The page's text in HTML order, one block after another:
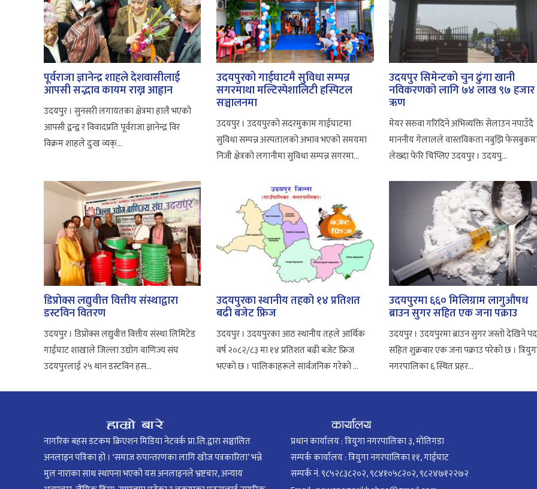
पूर्वराजा ज्ञानेन्द्र शाहले देशवासीलाई
आपसी सद्भाव कायम राख्न आह्वान
उदयपुर । सुनसरी लगायतका क्षेत्रमा हालै भएको
आपसी द्वन्द्व र विवादप्रति पूर्वराजा ज्ञानेन्द्र विर
विक्रम शाहले दुःख व्यक्...
उदयपुरको गाईघाटमै सुविधा सम्पन्न
सगरमाथा मल्टिस्पेशालिटी हस्पिटल
सञ्चालनमा
उदयपुर । उदयपुरको सदरमुकाम गाईघाटमा
सुविधा सम्पन्न अस्पतालको अभाव भएको समयमा
निजी क्षेत्रको लगानीमा सुविधा सम्पन्न सगरमा...
उदयपुर सिमेन्टको चुन ढुंगा खानी
नविकरणको लागि ७४ लाख ९७ हजार
ऋण
मेयर सरुवा गरिदिने अभिव्यक्ति सेलाउन नपाउँदै
माननीय गेलालले वास्तविकता नबुझि
लेख्दा फेरि चिप्लिए उदयपुर । उदयपु...
डिप्रोक्स लद्युवीत्त वित्तीय संस्थाद्वारा
डस्टविन वितरण
उदयपुर । डिप्रोक्स लद्युवीत्त वित्तीय संस्था लिमिटेड
गाईघाट शाखाले जिल्ला उद्योग वाणिज्य संघ
उदयपुरलाई २५ थान डस्टविन हस...
उदयपुरका स्थानीय तहको १४ प्रतिशत
बढी बजेट फ्रिज
उदयपुर । उदयपुरका आठ स्थानीय तहले आर्थिक
वर्ष २०८२/८३ मा १४ प्रतिशत बढी बजेट फ्रिज
भएको छ । पालिकाहरूले सार्वजनिक गरेको ...
उदयपुरमा ६६० मिलिग्राम लागुऔषध
ब्राउन सुगर सहित एक जना पक्राउ
उदयपुर । उदयपुरमा ब्राउन सुगर जस्तो देखिने
सहित शुक्रबार एक जना पक्राउ परेको छ ।
नगरपालिका ६ स्थित प्रहर...
नागरिक बहस डटकम क्रिएशन मिडिया नेटवर्क प्रा.लि.द्वारा सञ्चालित
अनलाइन पत्रिका हो । ‘समाज रुपान्तरणका लागि खोज पत्रकारिता’ भन्ने
मुल नाराका साथ स्थापना भएको यस अनलाइनले भ्रष्टचार, अन्याय
प्रधान कार्यालय : त्रियुगा नगरपालिका ३, मोतिगडा
सम्पर्क कार्यालय : त्रियुगा नगरपालिका ११, गाईघाट
सम्पर्क नं. ९८५२८३८२०२, ९८४१०५८२०२, ९८२४७१२२७२